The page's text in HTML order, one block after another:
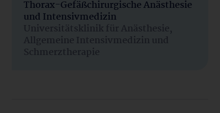
Thorax-Gefäßchirurgische Anästhesie
und Intensivmedizin
Universitätsklinik für Anästhesie,
Allgemeine Intensivmedizin und
Schmerztherapie